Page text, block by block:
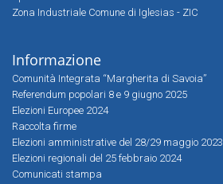
Zona Industriale Comune di Iglesias - ZIC
Informazione
Comunità Integrata “Margherita di Savoia”
Referendum popolari 8 e 9 giugno 2025
Elezioni Europee 2024
Raccolta firme
Elezioni amministrative del 28/29 maggio 2023
Elezioni regionali del 25 febbraio 2024
Comunicati stampa